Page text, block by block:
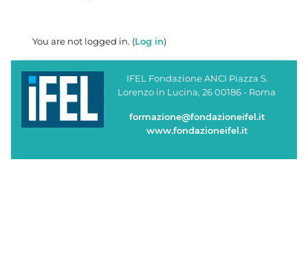
You are not logged in. (Log in)
IFEL Fondazione ANCI Piazza S.
Lorenzo in Lucina, 26 00186 - Roma
formazione@fondazioneifel.it
www.fondazioneifel.it